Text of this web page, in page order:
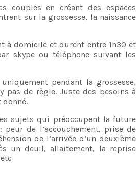
couples en créant des espaces
sur la grossesse, la naissance
à domicile et durent entre 1h30 et
skype ou téléphone suivant les
pendant la grossesse,
pas de règle. Juste des besoins à
donné.
sujets qui préoccupent la future
de l’accouchement, prise de
de l’arrivée d’un deuxième
un deuil, allaitement, la reprise